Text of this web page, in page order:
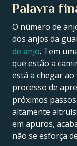
Palavra
O número de
dos anjos da
de anjo. Tem
que estão a
está a chegar ao
processo de
próximos
altamente
em apuros,
não se esforça